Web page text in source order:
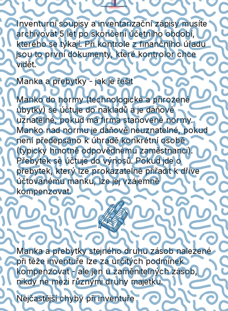
Inventurní soupisy a inventarizační zápisy musíte
archivovat 5 let po skončení účetního období,
kterého se týkají.Při kontrole z finančního úřadu
jsou to první dokumenty, které kontrolor chce
vidět.
Manka a přebytky - jak je řešit
Manko do normy(technologické a přirozené
úbytky) se účtuje do nákladů a je daňově
uznatelné, pokud má firma stanovené normy.
Manko nad normuje daňově neuznatelné, pokud
není předepsáno k úhradě konkrétní osobě
(typicky hmotně odpovědnému zaměstnanci).
Přebytekse účtuje do výnosů. Pokud jde o
přebytek, který lze prokazatelně přiřadit k dříve
účtovanému manku, lze jej vzájemně
kompenzovat.
Manka a přebytky stejného druhu zásob nalezené
při téže inventuře lze za určitých podmínek
kompenzovat- ale jen u zaměnitelných zásob,
nikdy ne mezi různými druhy majetku.
Nejčastější chyby při inventuře